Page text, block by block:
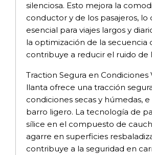
silenciosa. Esto mejora la
conductor y de los pasajeros, lo
esencial para viajes largos y
la optimización de la secuencia
contribuye a reducir el ruido de
Traction Segura en Condiciones
llanta ofrece una tracción
condiciones secas y húmedas,
barro ligero. La tecnología de
sílice en el compuesto de
agarre en superficies
contribuye a la seguridad en